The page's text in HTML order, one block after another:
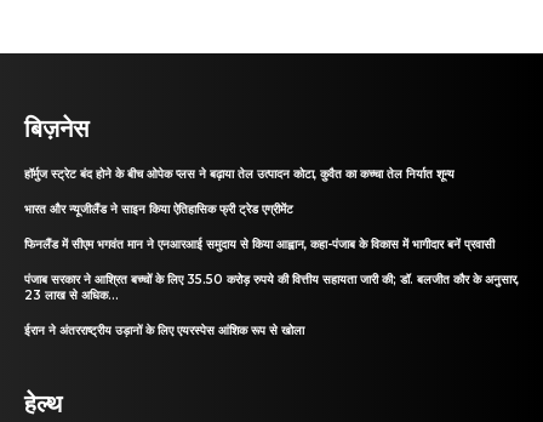
बिज़नेस
हॉर्मुज स्ट्रेट बंद होने के बीच ओपेक प्लस ने बढ़ाया तेल उत्पादन कोटा, कुवैत का कच्चा तेल निर्यात शून्य
भारत और न्यूजीलैंड ने साइन किया ऐतिहासिक फ्री ट्रेड एग्रीमेंट
फिनलैंड में सीएम भगवंत मान ने एनआरआई समुदाय से किया आह्वान, कहा-पंजाब के विकास में भागीदार बनें प्रवासी
पंजाब सरकार ने आश्रित बच्चों के लिए 35.50 करोड़ रुपये की वित्तीय सहायता जारी की; डॉ. बलजीत कौर के अनुसार,
23 लाख से अधिक...
ईरान ने अंतरराष्ट्रीय उड़ानों के लिए एयरस्पेस आंशिक रूप से खोला
हेल्थ